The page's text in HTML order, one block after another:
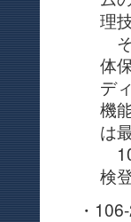
理
体
デ
機
は
検
・